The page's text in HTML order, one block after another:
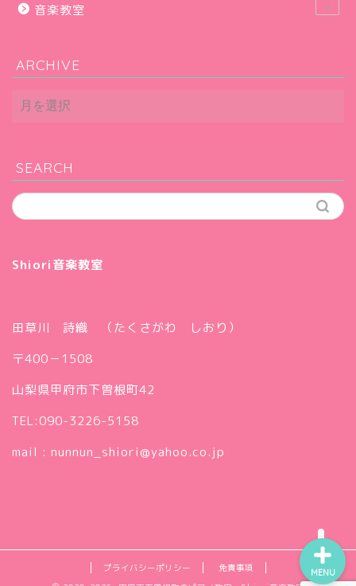
音楽教室 22
ARCHIVE
ARCHIVE
SEARCH
Shiori音楽教室
田草川 詩織 （たくさがわ しおり）
〒400－1508
山梨県甲府市下曽根町42
TEL:090-3226-5158
mail : nunnun_shiori@yahoo.co.jp
プライバシーポリシー
免責事項
MENU
ノ講師 田草川詩織）